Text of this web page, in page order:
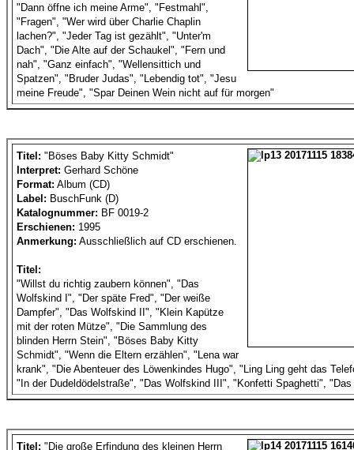
"Dann öffne ich meine Arme", "Festmahl",
"Fragen", "Wer wird über Charlie Chaplin
lachen?", "Jeder Tag ist gezählt", "Unter'm
Dach", "Die Alte auf der Schaukel", "Fern und
nah", "Ganz einfach", "Wellensittich und
Spatzen", "Bruder Judas", "Lebendig tot", "Jesu
meine Freude", "Spar Deinen Wein nicht auf für morgen"
Titel: "Böses Baby Kitty Schmidt"
Interpret: Gerhard Schöne
Format: Album (CD)
Label: BuschFunk (D)
Katalognummer: BF 0019-2
Erschienen: 1995
Anmerkung: Ausschließlich auf CD erschienen.
Titel:
"Willst du richtig zaubern können", "Das
Wolfskind I", "Der späte Fred", "Der weiße
Dampfer", "Das Wolfskind II", "Klein Kapütze
mit der roten Mütze", "Die Sammlung des
blinden Herrn Stein", "Böses Baby Kitty
Schmidt", "Wenn die Eltern erzählen", "Lena war
krank", "Die Abenteuer des Löwenkindes Hugo", "Ling Ling geht das
"In der Dudeldödelstraße", "Das Wolfskind III", "Konfetti Spaghetti",
Titel: "Die große Erfindung des kleinen Herrn